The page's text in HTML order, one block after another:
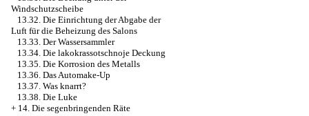
Windschutzscheibe
13.32. Die Einrichtung der Abgabe der
Luft für die Beheizung des Salons
13.33. Der Wassersammler
13.34. Die lakokrassotschnoje Deckung
13.35. Die Korrosion des Metalls
13.36. Das Automake-Up
13.37. Was knarrt?
13.38. Die Luke
+ 14. Die segenbringenden Räte